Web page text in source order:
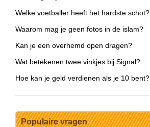
Welke voetballer heeft het hardste schot?
Waarom mag je geen fotos in de islam?
Kan je een overhemd open dragen?
Wat betekenen twee vinkjes bij Signal?
Hoe kan je geld verdienen als je 10 bent?
Populaire vragen